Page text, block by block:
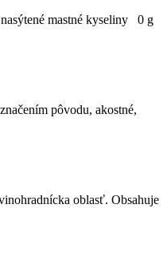
mastné kyseliny 0 g
pôvodu, akostné,
oblasť. Obsahuje